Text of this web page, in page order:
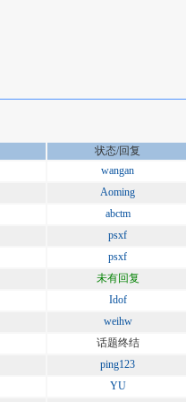
状态/回复
wangan
Aoming
abctm
psxf
psxf
未有回复
Idof
weihw
话题终结
ping123
YU